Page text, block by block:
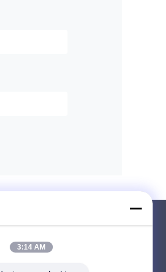
Kami akan menghubungkan
3:14 AM